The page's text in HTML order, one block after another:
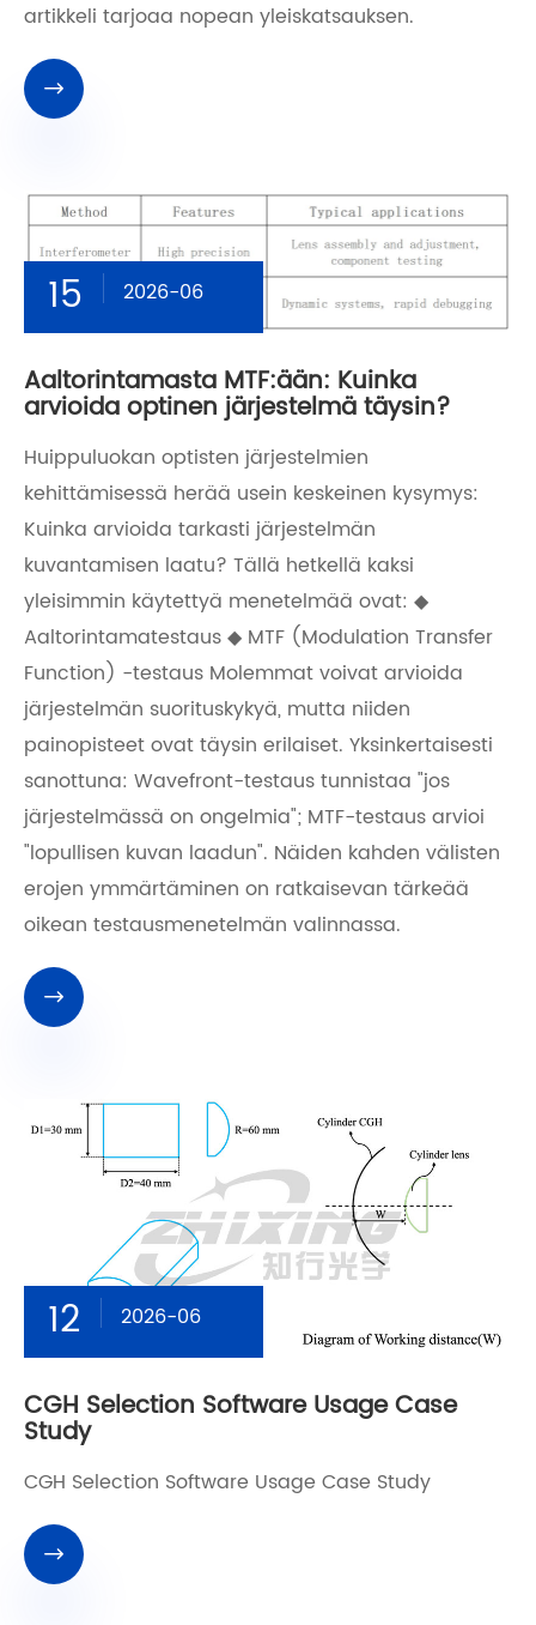
artikkeli tarjoaa nopean yleiskatsauksen.

15 2026-06
Aaltorintamasta MTF:ään: Kuinka
arvioida optinen järjestelmä täysin?
Huippuluokan optisten järjestelmien
kehittämisessä herää usein keskeinen kysymys:
Kuinka arvioida tarkasti järjestelmän
kuvantamisen laatu? Tällä hetkellä kaksi
yleisimmin käytettyä menetelmää ovat: ◆
Aaltorintamatestaus ◆ MTF (Modulation Transfer
Function) -testaus Molemmat voivat arvioida
järjestelmän suorituskykyä, mutta niiden
painopisteet ovat täysin erilaiset. Yksinkertaisesti
sanottuna: Wavefront-testaus tunnistaa "jos
järjestelmässä on ongelmia"; MTF-testaus arvioi
"lopullisen kuvan laadun". Näiden kahden välisten
erojen ymmärtäminen on ratkaisevan tärkeää
oikean testausmenetelmän valinnassa.

12 2026-06
CGH Selection Software Usage Case
Study
CGH Selection Software Usage Case Study
